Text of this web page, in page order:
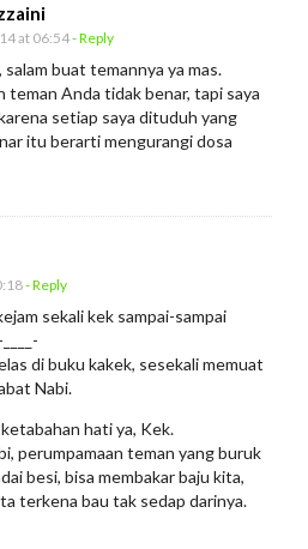
at 06:54- Reply
salam buat temannya ya mas.
teman Anda tidak benar, tapi saya
setiap saya dituduh yang
itu berarti mengurangi dosa
- Reply
sekali kek sampai-sampai
di buku kakek, sesekali memuat
Nabi.
hati ya, Kek.
perumpamaan teman yang buruk
besi, bisa membakar baju kita,
terkena bau tak sedap darinya.